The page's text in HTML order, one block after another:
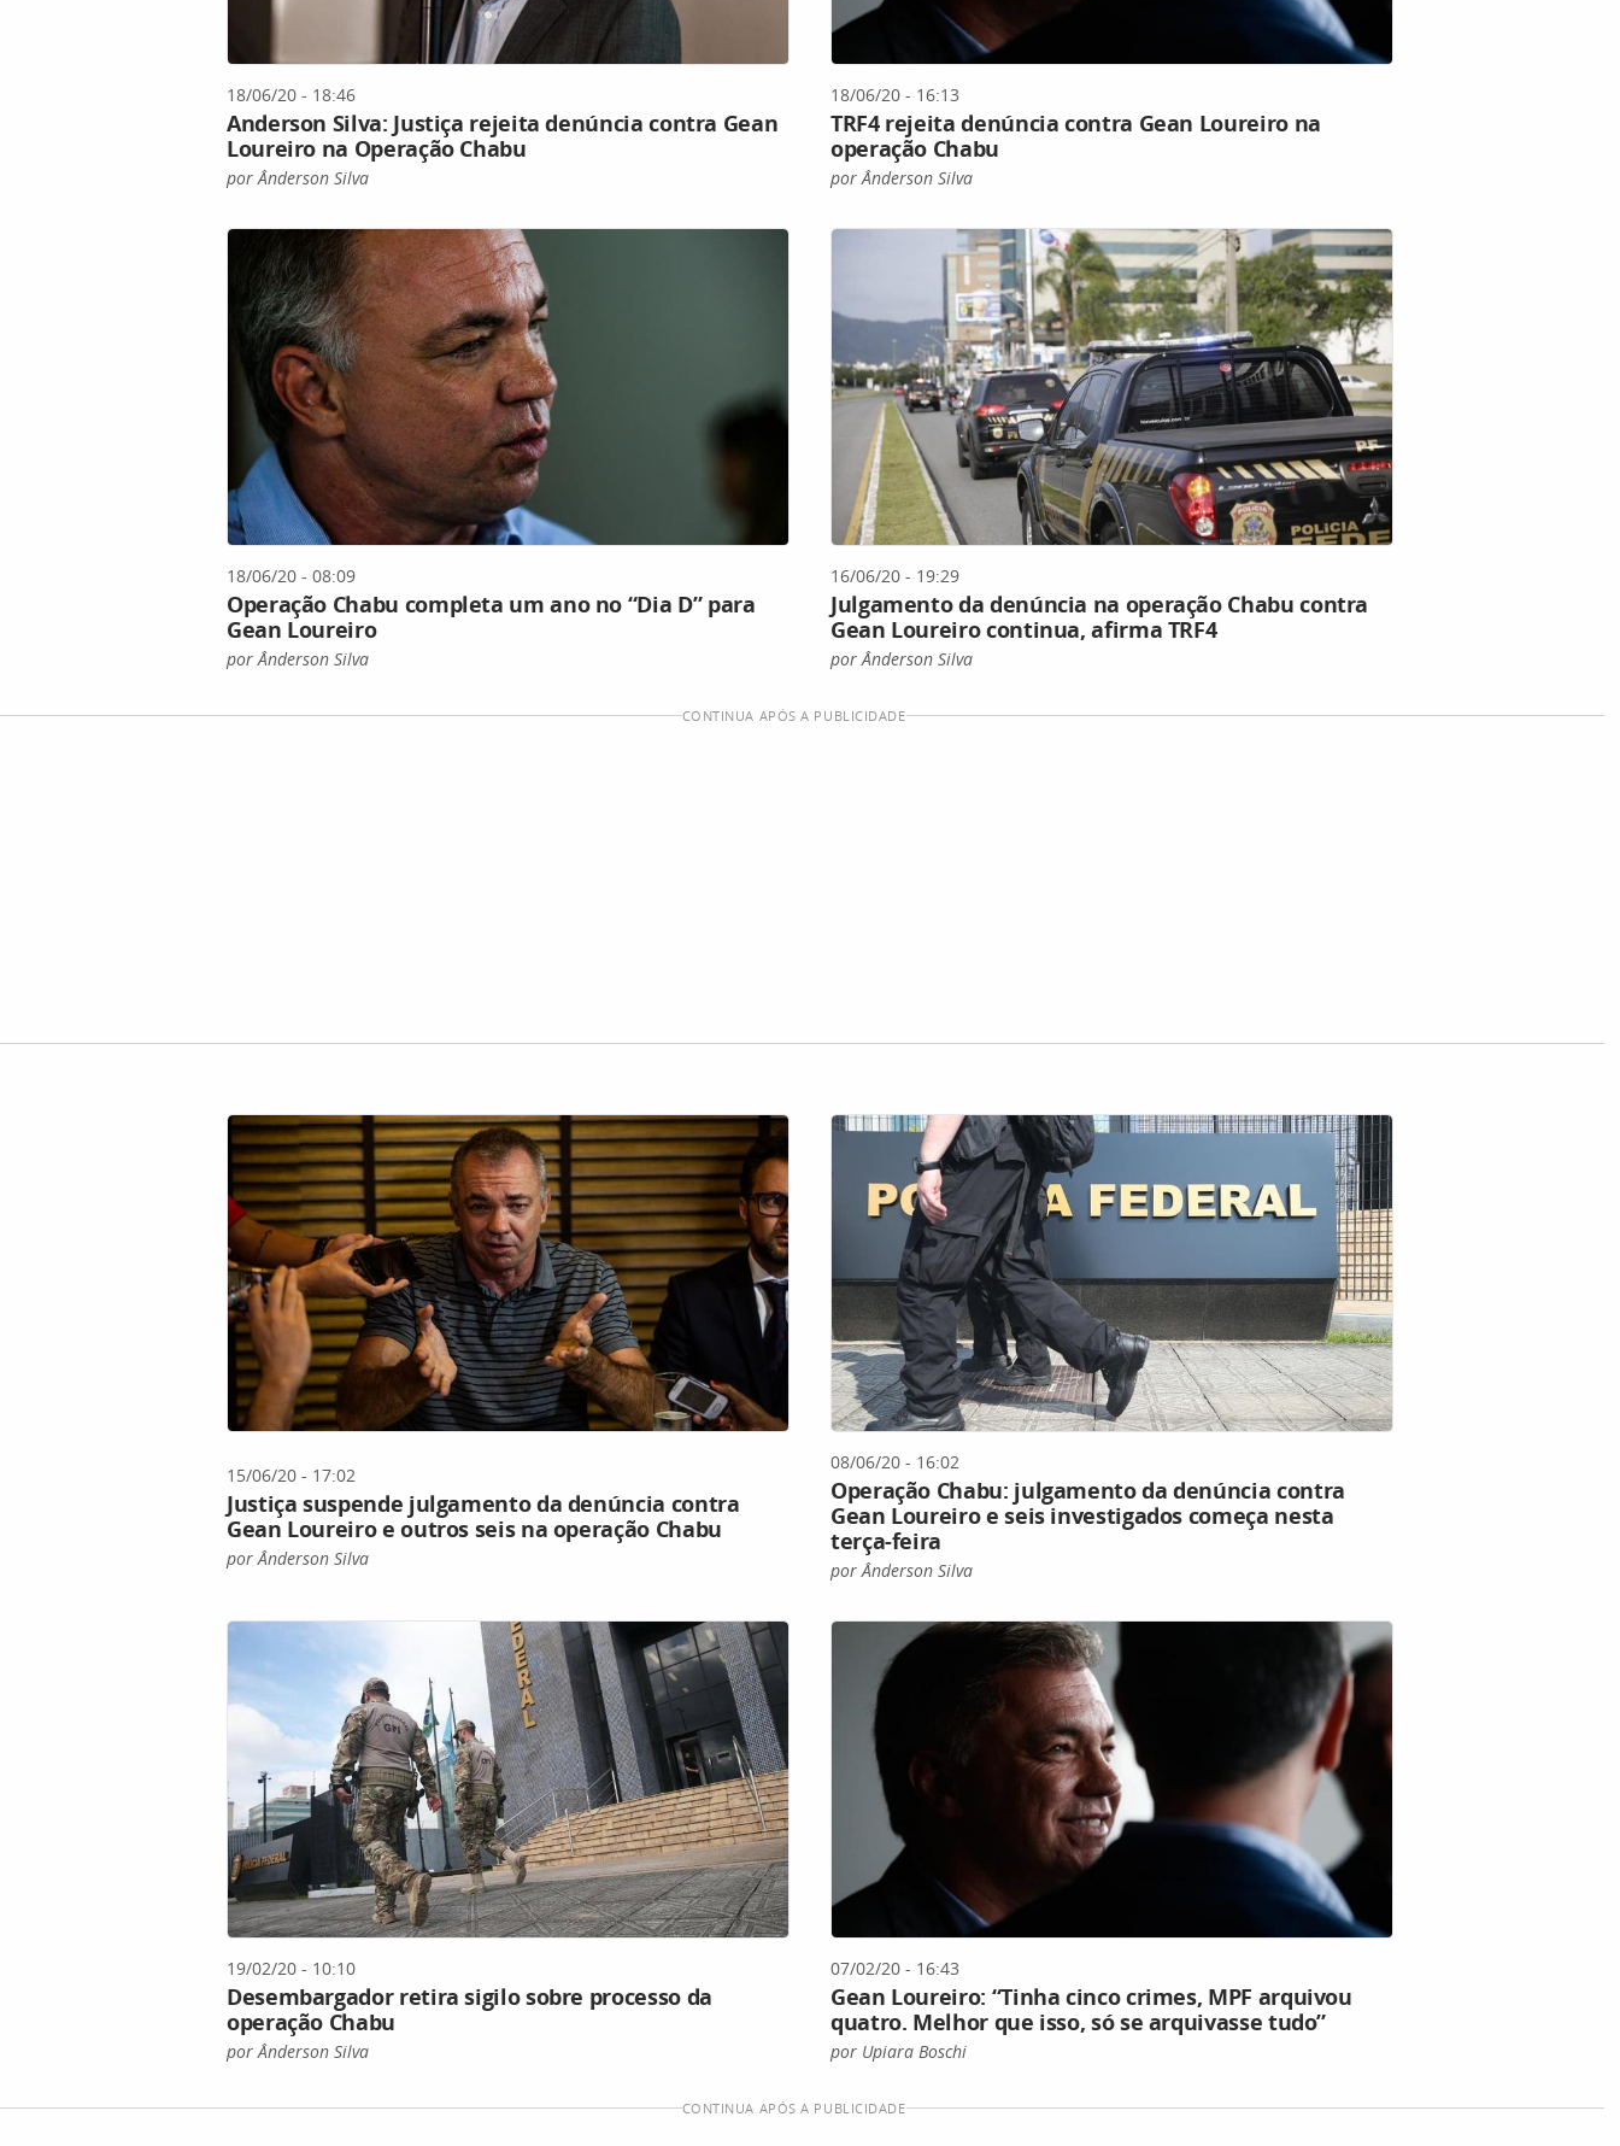
18/06/20 - 18:46
Anderson Silva: Justiça rejeita denúncia contra Gean
Loureiro na Operação Chabu
por Ânderson Silva
18/06/20 - 16:13
TRF4 rejeita denúncia contra Gean Loureiro na
operação Chabu
por Ânderson Silva
18/06/20 - 08:09
Operação Chabu completa um ano no “Dia D” para
Gean Loureiro
por Ânderson Silva
16/06/20 - 19:29
Julgamento da denúncia na operação Chabu contra
Gean Loureiro continua, afirma TRF4
por Ânderson Silva
CONTINUA APÓS A PUBLICIDADE
15/06/20 - 17:02
Justiça suspende julgamento da denúncia contra
Gean Loureiro e outros seis na operação Chabu
por Ânderson Silva
08/06/20 - 16:02
Operação Chabu: julgamento da denúncia contra
Gean Loureiro e seis investigados começa nesta
terça-feira
por Ânderson Silva
19/02/20 - 10:10
Desembargador retira sigilo sobre processo da
operação Chabu
por Ânderson Silva
07/02/20 - 16:43
Gean Loureiro: “Tinha cinco crimes, MPF arquivou
quatro. Melhor que isso, só se arquivasse tudo”
por Upiara Boschi
CONTINUA APÓS A PUBLICIDADE